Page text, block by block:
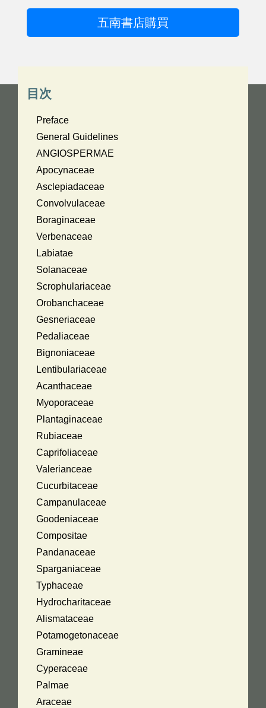
五南書店購買
目次
Preface
General Guidelines
ANGIOSPERMAE
Apocynaceae
Asclepiadaceae
Convolvulaceae
Boraginaceae
Verbenaceae
Labiatae
Solanaceae
Scrophulariaceae
Orobanchaceae
Gesneriaceae
Pedaliaceae
Bignoniaceae
Lentibulariaceae
Acanthaceae
Myoporaceae
Plantaginaceae
Rubiaceae
Caprifoliaceae
Valerianceae
Cucurbitaceae
Campanulaceae
Goodeniaceae
Compositae
Pandanaceae
Sparganiaceae
Typhaceae
Hydrocharitaceae
Alismataceae
Potamogetonaceae
Gramineae
Cyperaceae
Palmae
Araceae